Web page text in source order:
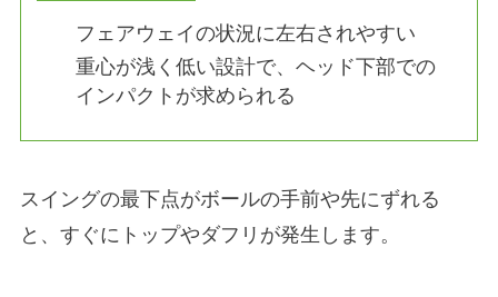
フェアウェイの状況に左右されやすい
重心が浅く低い設計で、ヘッド下部での
インパクトが求められる
スイングの最下点がボールの手前や先にずれる
と、すぐにトップやダフリが発生します。